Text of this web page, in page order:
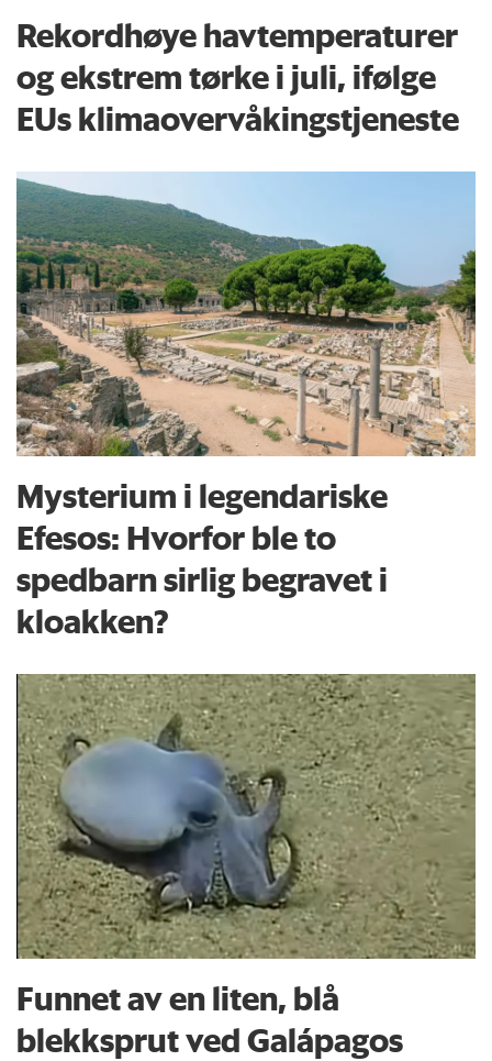
Rekordhøye havtemperaturer
og ekstrem tørke i juli, ifølge
EUs klima­overvåkings­tjeneste
Mysterium i legendariske
Efesos: Hvorfor ble to
spedbarn sirlig begravet i
kloakken?
Funnet av en liten, blå
blekksprut ved Galápagos